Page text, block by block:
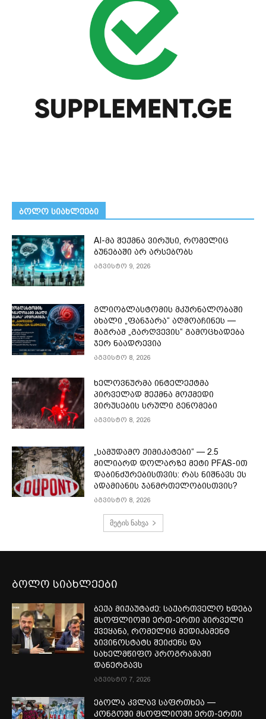
ᲑᲝᲚᲝ ᲡᲘᲐᲮᲚᲔᲔᲑᲘ
AI-მა შექმნა ვირუსი, რომელიც
ბუნებაში არ არსებობს
აგვისტო 9, 2026
გლიობლასტომის მკურნალობაში
ახალი „ფანჯარა“ აღმოაჩინეს —
მაგრამ „გარღვევის“ გამოცხადება
ჯერ ნაადრევია
აგვისტო 8, 2026
ხელოვნურმა ინტელექტმა
პირველად შექმნა მოქმედი
ვირუსების სრული გენომები
აგვისტო 8, 2026
„სამუდამო ქიმიკატები“ — 2.5
მილიარდ დოლარზე მეტი PFAS-ით
დაბინძურებისთვის: რას ნიშნავს ეს
ადამიანის ჯანმრთელობისთვის?
აგვისტო 8, 2026
მეტის ნახვა
ბოლო სიახლეები
ბექა მიქაუტაძე: საქართველო ხდება
მსოფლიოში ერთ-ერთი პირველი
ქვეყანა, რომელიც მედიკამენტ
ჯივინოსტატს შეიძენს და
სახელმწიფო პროგრამაში
დანერგავს
აგვისტო 7, 2026
ებოლა კვლავ საფრთხეა —
კონგოში მსოფლიოში ერთ-ერთი